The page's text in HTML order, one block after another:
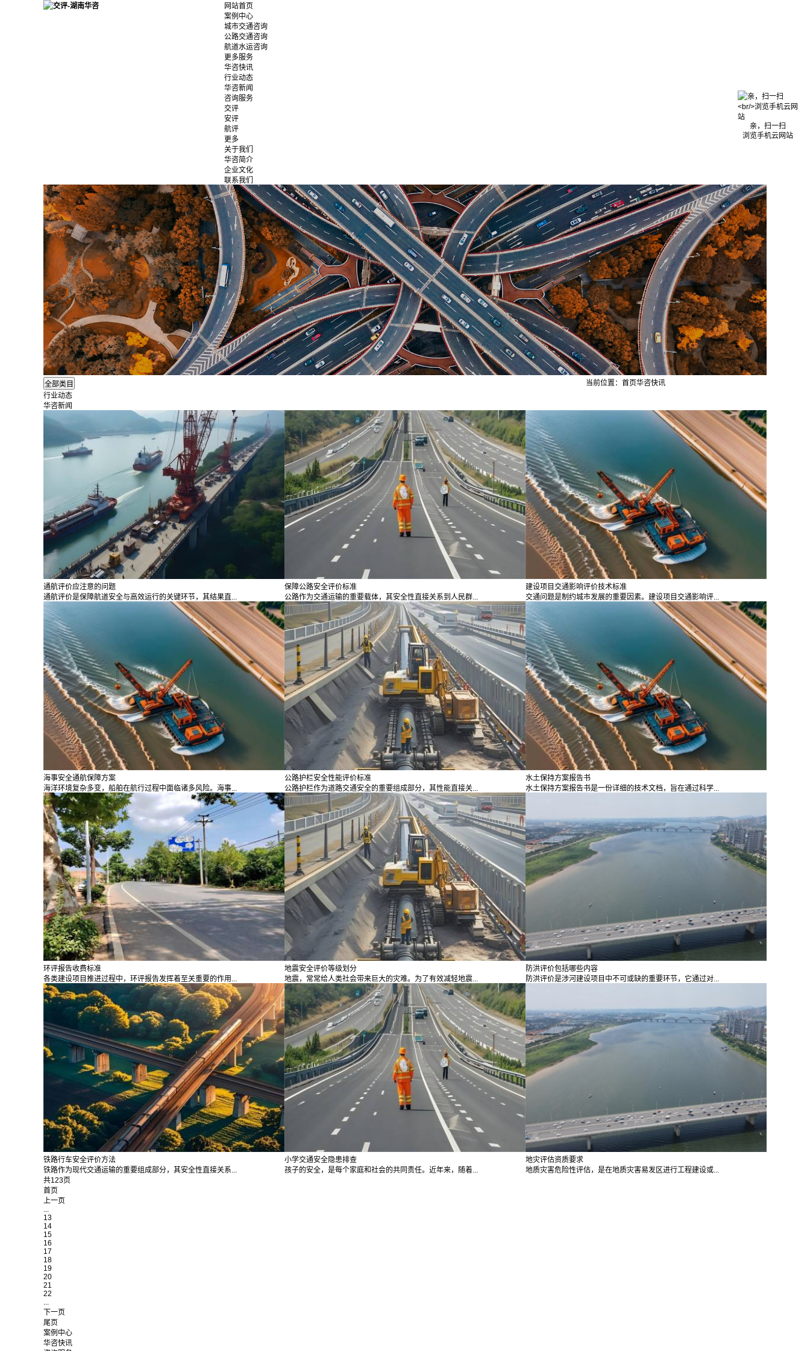
网站首页
案例中心
城市交通咨询
公路交通咨询
航道水运咨询
更多服务
华咨快讯
行业动态
华咨新闻
咨询服务
交评
安评
航评
更多
关于我们
华咨简介
企业文化
联系我们
行业动态
华咨新闻
当前位置： 首页华咨快讯
通航评价应注意的问题
通航评价是保障航道安全与高效运行的关键环节，其结果直...
保障公路安全评价标准
公路作为交通运输的重要载体，其安全性直接关系到人民群...
建设项目交通影响评价技术标准
交通问题是制约城市发展的重要因素。建设项目交通影响评...
海事安全通航保障方案
海洋环境复杂多变，船舶在航行过程中面临诸多风险。海事...
公路护栏安全性能评价标准
公路护栏作为道路交通安全的重要组成部分，其性能直接关...
水土保持方案报告书
水土保持方案报告书是一份详细的技术文档，旨在通过科学...
环评报告收费标准
各类建设项目推进过程中，环评报告发挥着至关重要的作用...
地震安全评价等级划分
地震，常常给人类社会带来巨大的灾难。为了有效减轻地震...
防洪评价包括哪些内容
防洪评价是涉河建设项目中不可或缺的重要环节，它通过对...
铁路行车安全评价方法
铁路作为现代交通运输的重要组成部分，其安全性直接关系...
小学交通安全隐患排查
孩子的安全，是每个家庭和社会的共同责任。近年来，随着...
地灾评估资质要求
地质灾害危险性评估，是在地质灾害易发区进行工程建设或...
共123页
首页
上一页
...
13
14
15
16
17
18
19
20
21
22
...
下一页
尾页
案例中心
华咨快讯
亲，扫一扫
浏览手机云网站